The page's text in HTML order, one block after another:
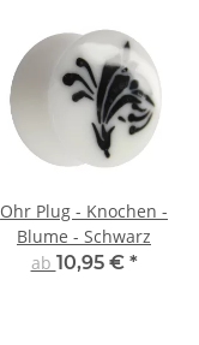
Ohr Plug - Knochen -
Blume - Schwarz
ab 10,95 € *